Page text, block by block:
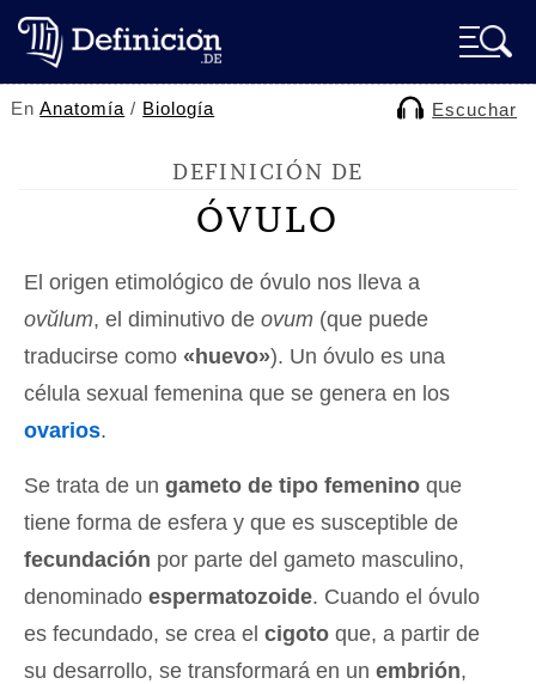
EnAnatomía / Biología Escuchar
DEFINICIÓN DE
ÓVULO
El origen etimológico de óvulo nos lleva a
ovŭlum, el diminutivo de ovum (que puede
traducirse como «huevo»). Un óvulo es una
célula sexual femenina que se genera en los
ovarios.
Se trata de un gameto de tipo femenino que
tiene forma de esfera y que es susceptible de
fecundación por parte del gameto masculino,
denominado espermatozoide. Cuando el óvulo
es fecundado, se crea el cigoto que, a partir de
su desarrollo, se transformará en un embrión,